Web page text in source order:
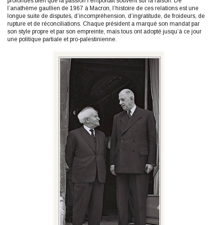
l’anathème gaullien de 1967 à Macron, l’histoire de ces relations est une
longue suite de disputes, d’incompréhension, d’ingratitude, de froideurs, de
rupture et de réconciliations. Chaque président a marqué son mandat par
son style propre et par son empreinte, mais tous ont adopté jusqu’à ce jour
une politique partiale et pro-palestinienne.